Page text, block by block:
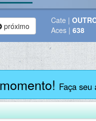
próximo
Cate |
Aces | 638
Faça